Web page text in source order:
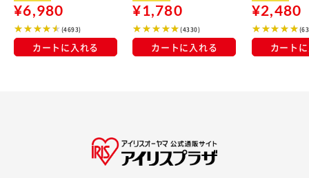
¥6,980
(4693)
カートに入れる
¥1,780
(4330)
カートに入れる
¥2,480
カート